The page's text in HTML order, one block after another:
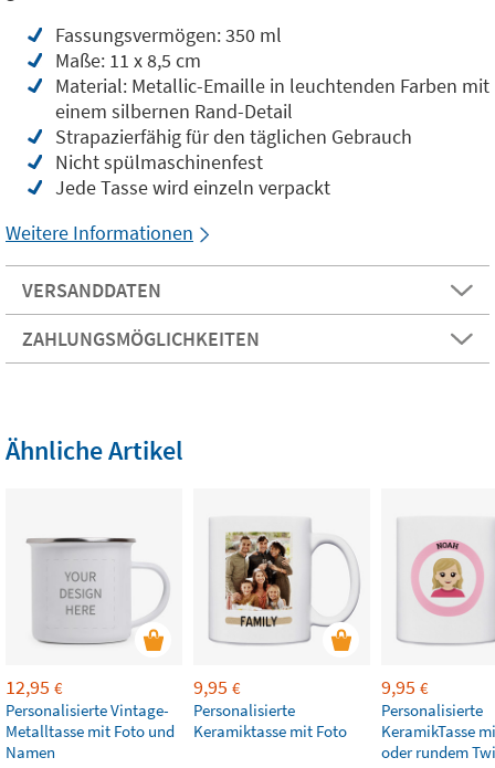
Fassungsvermögen: 350 ml
Maße: 11 x 8,5 cm
Material: Metallic-Emaille in leuchtenden Farben mit
einem silbernen Rand-Detail
Strapazierfähig für den täglichen Gebrauch
Nicht spülmaschinenfest
Jede Tasse wird einzeln verpackt
Weitere Informationen
VERSANDDATEN
ZAHLUNGSMÖGLICHKEITEN
Ähnliche Artikel
12,95 €
Personalisierte Vintage-
Metalltasse mit Foto und
Namen
9,95 €
Personalisierte
Keramiktasse mit Foto
9,95 €
Personalisierte
KeramikTasse
oder rundem